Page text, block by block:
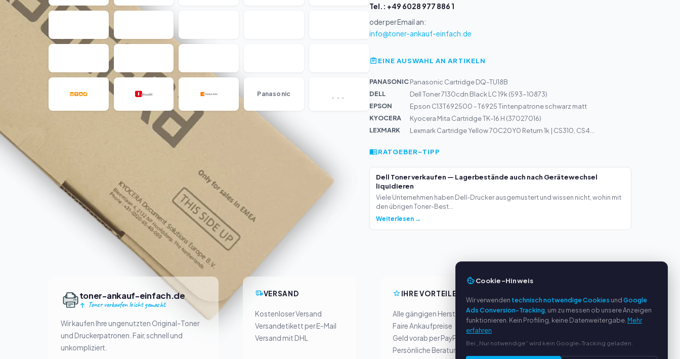
Panasonic ...
Tel.: +49 6028 977 886 1
oder per Email an:
info@toner-ankauf-einfach.de
EINE AUSWAHL AN ARTIKELN
PANASONIC Panasonic Cartridge DQ-TU18B
DELL
Dell Toner 7130cdn Black LC 19k (593-10873)
EPSON
Epson C13T692500 - T6925 Tintenpatrone schwarz matt
KYOCERA
Kyocera Mita Cartridge TK-16 H (37027016)
LEXMARK
Lexmark Cartridge Yellow 70C20Y0 Return 1k | CS310, CS4...
RATGEBER-TIPP
Dell Toner verkaufen — Lagerbestände auch nach Gerätewechsel
liquidieren
Viele Unternehmen haben Dell-Drucker ausgemustert und wissen nicht, wohin mit
den übrigen Toner-Best...
Weiterlesen →
toner-ankauf-einfach.de
Toner verkaufen leicht gemacht
Wir kaufen Ihre ungenutzten Original-Toner
und Druckerpatronen. Fair, schnell und
unkompliziert.
VERSAND
Kostenloser Versand
Versandetikett per E-Mail
Versand mit DHL
IHRE VORTEILE
Alle gängigen Hersteller
Faire Ankaufpreise
Geld vorab per PayPal
Persönliche Beratung
Über uns
Datenschutzerklärung
Cookie-Hinweis
Wir verwenden technisch notwendige Cookies undGoogle
Ads Conversion-Tracking , um zu messen ob unsere Anzeigen
funktionieren. Kein Profiling, keine Datenweitergabe. Mehr
erfahren
Bei „Nur notwendige“ wird kein Google-Tracking geladen.